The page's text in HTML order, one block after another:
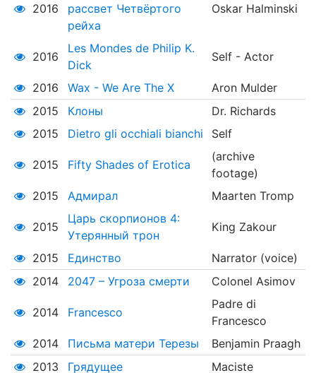
2016
рассвет Четвёртого
рейха
Oskar Halminski
2016
Les Mondes de Philip K.
Dick
Self - Actor
2016 Wax - We Are The X
Aron Mulder
2015
Клоны
Dr. Richards
2015
Dietro gli occhiali bianchi Self
2015 Fifty Shades of Erotica
(archive
footage)
2015
Адмирал Maarten Tromp
2015
Царь скорпионов 4:
Утерянный трон
King Zakour
2015 Единство
Narrator (voice)
2014
2047 – Угроза смерти Colonel Asimov
2014 Francesco
Padre di
Francesco
2014
Письма матери Терезы
Benjamin Praagh
2013
Грядущее Maciste